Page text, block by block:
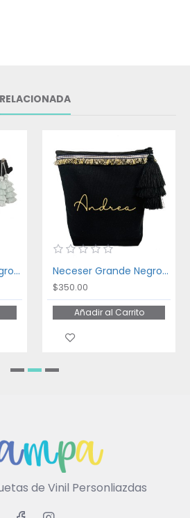
RELACIONADA
Neceser Grande Negro Negro Neceser Grande Negro Hilos Dorados
$350.00
Añadir al Carrito
de Vinil Personliazdas